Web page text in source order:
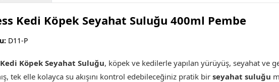
Kedi Köpek Seyahat Suluğu 400ml Pembe
D11-P
Köpek Seyahat Suluğu, köpek ve kedilerle yapılan yürüyüş, seyahat ve
tek elle kolayca su akışını kontrol edebileceğiniz pratik bir seyahat suluğu